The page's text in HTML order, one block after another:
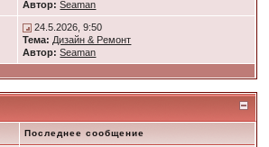
Автор: Seaman
24.5.2026, 9:50
Тема: Дизайн & Ремонт
Автор: Seaman
Последнее сообщение